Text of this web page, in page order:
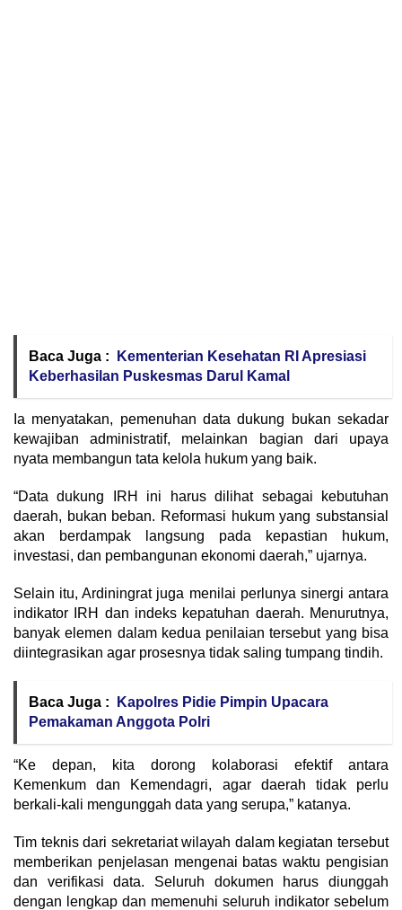
Baca Juga :
Kementerian Kesehatan RI Apresiasi
Keberhasilan Puskesmas Darul Kamal
Ia menyatakan, pemenuhan data dukung bukan sekadar
kewajiban administratif, melainkan bagian dari upaya
nyata membangun tata kelola hukum yang baik.
“Data dukung IRH ini harus dilihat sebagai kebutuhan
daerah, bukan beban. Reformasi hukum yang substansial
akan berdampak langsung pada kepastian hukum,
investasi, dan pembangunan ekonomi daerah,” ujarnya.
Selain itu, Ardiningrat juga menilai perlunya sinergi antara
indikator IRH dan indeks kepatuhan daerah. Menurutnya,
banyak elemen dalam kedua penilaian tersebut yang bisa
diintegrasikan agar prosesnya tidak saling tumpang tindih.
Baca Juga :
Kapolres Pidie Pimpin Upacara
Pemakaman Anggota Polri
“Ke depan, kita dorong kolaborasi efektif antara
Kemenkum dan Kemendagri, agar daerah tidak perlu
berkali-kali mengunggah data yang serupa,” katanya.
Tim teknis dari sekretariat wilayah dalam kegiatan tersebut
memberikan penjelasan mengenai batas waktu pengisian
dan verifikasi data. Seluruh dokumen harus diunggah
dengan lengkap dan memenuhi seluruh indikator sebelum